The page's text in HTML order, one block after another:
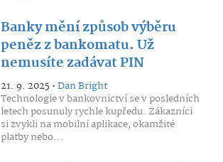
Banky mění způsob výběru
peněz z bankomatu. Už
nemusíte zadávat PIN
21. 9. 2025 •Dan Bright
Technologie v bankovnictví se v posledních
letech posunuly rychle kupředu. Zákazníci
si zvykli na mobilní aplikace, okamžité
platby nebo...